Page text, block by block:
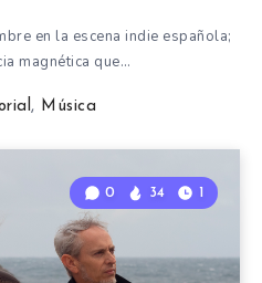
en la escena indie española;
magnética que…
, Música
0 34 1